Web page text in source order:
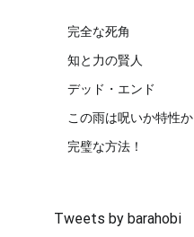
完全な死角
知と力の賢人
デッド・エンド
この雨は呪いか特性か
完璧な方法！
Tweets by barahobi